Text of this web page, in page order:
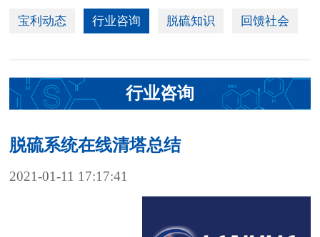
宝利动态 行业咨询 脱硫知识 回馈社会
行业咨询
脱硫系统在线清塔总结
2021-01-11 17:17:41